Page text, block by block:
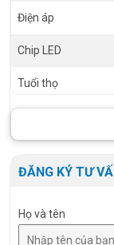
Điện áp
Chip LED
Tuổi thọ
ĐĂNG KÝ TƯ
Họ và tên